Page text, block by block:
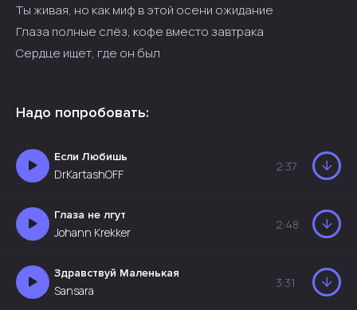
Ты живая, но как миф в этой осени ожидание
Глаза полные слёз, кофе вместо завтрака
Сердце ищет, где он был
Надо попробовать:
Если Любишь
DrKartashOFF
2:37
Глаза не лгут
Johann Krekker
2:48
Здравствуй Маленькая
Sansara
3:31